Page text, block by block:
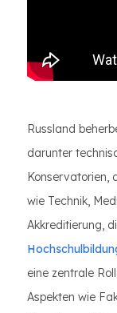
Russland
darunter
Konservatorien,
wie Technik,
Akkreditierung,
eine zentrale
Aspekten wie